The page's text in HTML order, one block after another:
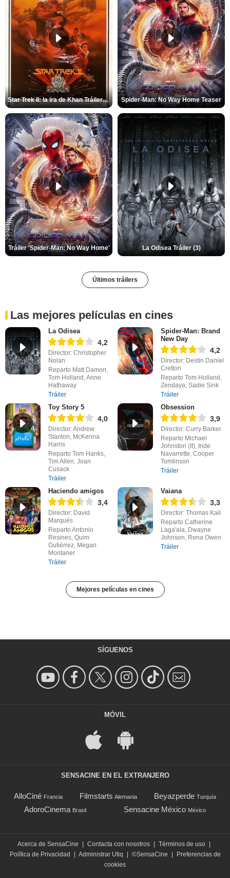
Star Trek II: la ira de Khan Tráiler VO Spider-Man: No Way Home Teaser
Tráiler 'Spider-Man: No Way Home' La Odisea Tráiler (3)
Últimos tráilers
Las mejores películas en cines
La Odisea
4,2
Director: Christopher
Nolan
Reparto Matt Damon,
Tom Holland, Anne
Hathaway
Tráiler
Spider-Man: Brand
New Day
4,2
Director: Destin Daniel
Cretton
Reparto Tom Holland,
Zendaya, Sadie Sink
Tráiler
Toy Story 5
4,0
Director: Andrew
Stanton, McKenna
Harris
Reparto Tom Hanks,
Tim Allen, Joan
Cusack
Tráiler
Obsession
3,9
Director: Curry Barker
Reparto Michael
Johnston (II), Inde
Navarrette, Cooper
Tomlinson
Tráiler
Haciendo amigos
3,4
Director: David
Marqués
Reparto Antonio
Resines, Quim
Gutiérrez, Megan
Montaner
Tráiler
Vaiana
3,3
Director: Thomas Kail
Reparto Catherine
Laga'aia, Dwayne
Johnson, Rena Owen
Tráiler
Mejores películas en cines
SÍGUENOS
MÓVIL
SENSACINE EN EL EXTRANJERO
AlloCiné Francia Filmstarts Alemania Beyazperde Turquía
AdoroCinema Brasil Sensacine México México
Acerca de SensaCine | Contacta con nosotros | Términos de uso |
Política de Privacidad
| Administrar Utiq | ©SensaCine |
Preferencias de
cookies